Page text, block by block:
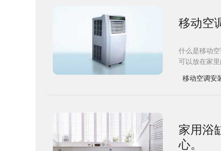
移动空
什么是移动
可以放在家
移动空调安
家用浴
心。